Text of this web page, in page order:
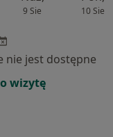
9 Sie 10 Sie
nie jest dostępne
wizytę